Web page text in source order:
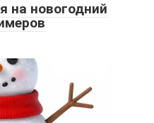
на новогодний